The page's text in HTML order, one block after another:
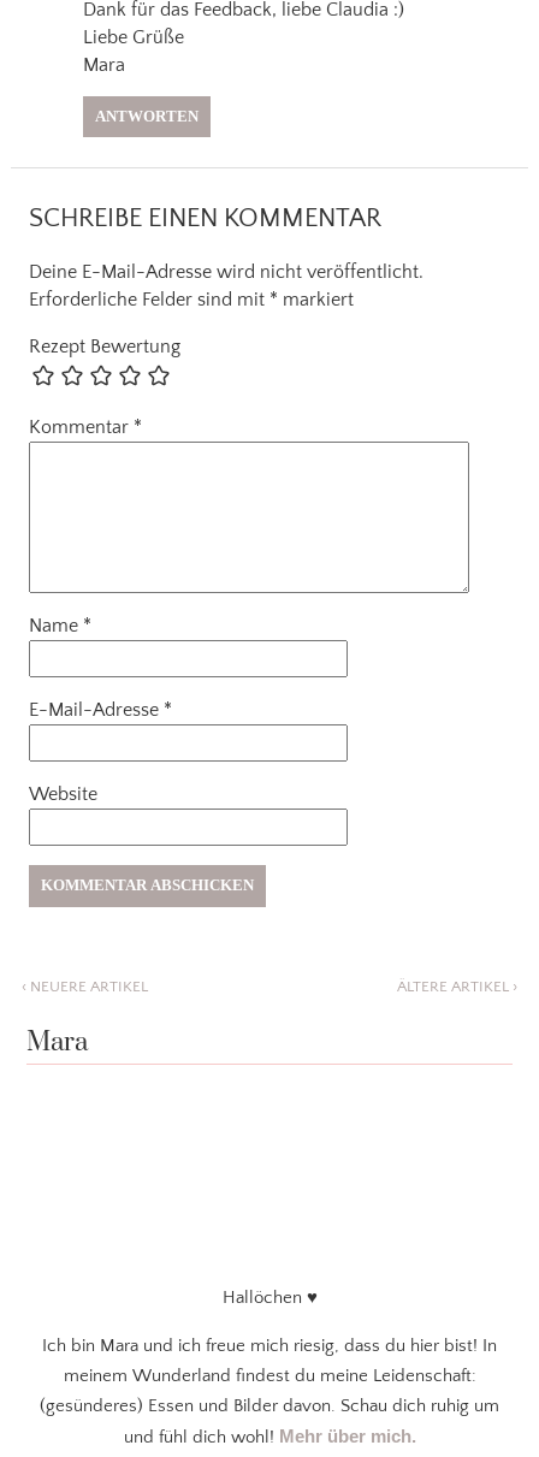
Dank für das Feedback, liebe Claudia :)
Liebe Grüße
Mara
ANTWORTEN
SCHREIBE EINEN KOMMENTAR
Deine E-Mail-Adresse wird nicht veröffentlicht.
Erforderliche Felder sind mit * markiert
Rezept Bewertung
Kommentar *
Name *
E-Mail-Adresse *
Website
‹ NEUERE ARTIKEL ÄLTERE ARTIKEL ›
Mara
Hallöchen ♥
Ich bin Mara und ich freue mich riesig, dass du hier bist! In
meinem Wunderland findest du meine Leidenschaft:
(gesünderes) Essen und Bilder davon. Schau dich ruhig um
und fühl dich wohl! Mehr über mich.